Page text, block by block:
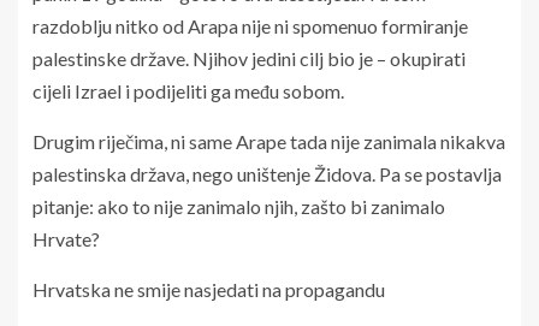
razdoblju nitko od Arapa nije ni spomenuo formiranje
palestinske države. Njihov jedini cilj bio je – okupirati
cijeli Izrael i podijeliti ga među sobom.
Drugim riječima, ni same Arape tada nije zanimala nikakva
palestinska država, nego uništenje Židova. Pa se postavlja
pitanje: ako to nije zanimalo njih, zašto bi zanimalo
Hrvate?
Hrvatska ne smije nasjedati na propagandu